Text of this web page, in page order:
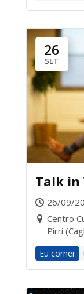
26
SET
Talk in
26/09/
Centro
Pirri
Eu corner